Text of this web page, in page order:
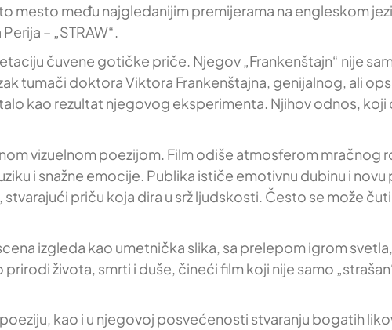
mesto među najgledanijim premijerama na engleskom
– „STRAW“.
čuvene gotičke priče. Njegov „Frankenštajn“ nije
tumači doktora Viktora Frankenštajna, genijalnog, ali
kao rezultat njegovog eksperimenta. Njihov odnos,
vizuelnom poezijom. Film odiše atmosferom mračnog
i snažne emocije. Publika ističe emotivnu dubinu i
priču koja dira u srž ljudskosti. Često se može čuti
izgleda kao umetnička slika, sa prelepom igrom
života, smrti i duše, čineći film koji nije samo
kao i u njegovoj posvećenosti stvaranju bogatih